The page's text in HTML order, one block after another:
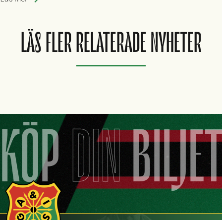
LÄS FLER RELATERADE NYHETER
KÖPDIN